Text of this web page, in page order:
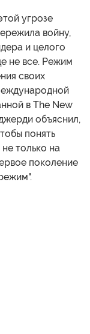
угрозе
войну,
и целого
не все. Режим
своих
в The New
объяснил,
понять
только на
поколение